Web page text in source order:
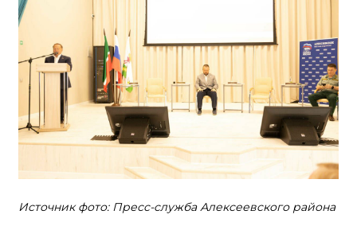
Источник фото: Пресс-служба Алексеевского района